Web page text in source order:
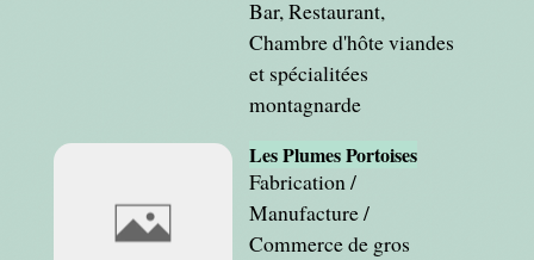
Bar, Restaurant,
Chambre d'hôte viandes
et spécialitées
montagnarde
Les Plumes Portoises
Fabrication /
Manufacture /
Commerce de gros